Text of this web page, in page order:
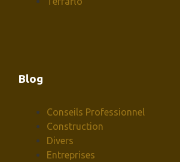
Blog
Conseils Professionnel
Construction
Divers
Entreprises